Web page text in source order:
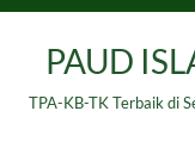
contentPAUD
TPA-KB-TK Terbaik di